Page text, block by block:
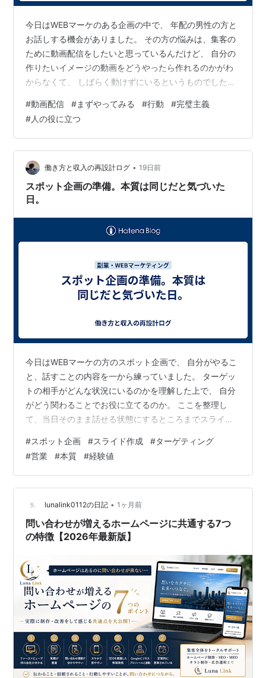
今日はWEBマーケのある企画の中で、 年配の男性の方と
お話しする機会がありました。 その方の悩みは、集客の
ために動画配信をしたいと思っているんだけど、 自分の
作りたいイメージの動画をどうやったら作れるのかがわ
からなくて、 しばらく動けずにいるというものでした。
り、 「完璧に作らないといけない」という ハードルが高
くなってしまって動けなくなっているパターンだなと感
じました。 そこで、私が実際にやっている事例を画面共
有しながら見せて、 「こんなやり方もありますよ、そん
なに難しくないですよね？」という感じでお話しさ せて
もらいました。 難しそうに見え…
#動画配信 #まずやってみる #行動 #完璧主義
#人の役に立つ
働き方と収入の再設計ログ • 19日前
スポット企画の準備。本質は同じだと気づいた
日。
今日はWEBマーケの方のスポット企画で、 自分がやるこ
と、話すことの内容を一から練っていました。 ターゲッ
トの相手がどんな状況にいるのかを理解した上で、 自分
がどう関わることでお役に立てるのか。 ここを整理し
て、当日そのまま話せる状態にするところまでスライド
や営業代行とは、少し違うニュアンスの仕事です。 でも
準備を進めながら感じていたのは、 本質的な部分は同じ
だということでした。 相手がどんな状況にいるのかを理
解する。 その上で、自分が何を提供することで役に立て
るのかを考える。 そして、それを相手にわかりやすく届
ける。 この流れって、面談で…
#スポット企画 #スライド作成 #ターゲティング
#営業 #本質 #経験値
lunalink0112の日記 • 1ヶ月前
問い合わせが増えるホームページに共通する7つ
の特徴【2026年最新版】